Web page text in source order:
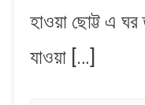
হাওয়া ছোট্ট এ ঘর
যাওয়া […]